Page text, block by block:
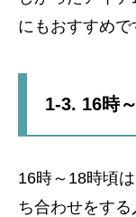
にもおすすめで
1-3. 16時
16時～18時頃
ち合わせをす